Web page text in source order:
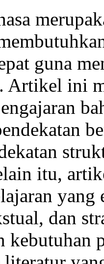
guna
Artikel ini
itu,
dan
kebutuhan